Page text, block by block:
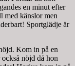
en minut efter
med känslor men
Sportglädje är
Kom in på en
nöjd då hon